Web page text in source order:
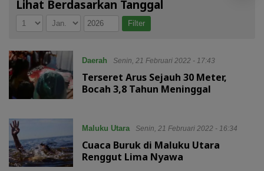
Lihat Berdasarkan Tanggal
Daerah Senin, 21 Februari 2022 - 17:43
Terseret Arus Sejauh 30 Meter,
Bocah 3,8 Tahun Meninggal
Maluku Utara Senin, 21 Februari 2022 - 16:34
Cuaca Buruk di Maluku Utara
Renggut Lima Nyawa